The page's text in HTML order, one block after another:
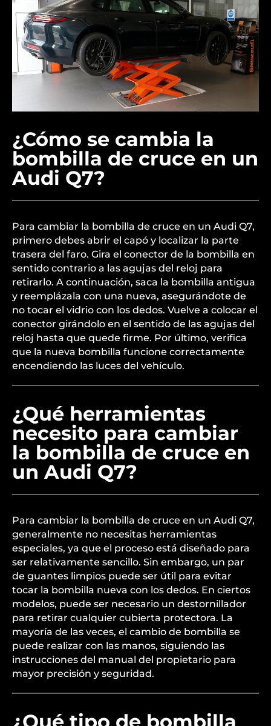
¿Cómo se cambia la
bombilla de cruce en un
Audi Q7?
Para cambiar la bombilla de cruce en un Audi Q7,
primero debes abrir el capó y localizar la parte
trasera del faro. Gira el conector de la bombilla en
sentido contrario a las agujas del reloj para
retirarlo. A continuación, saca la bombilla antigua
y reemplázala con una nueva, asegurándote de
no tocar el vidrio con los dedos. Vuelve a colocar el
conector girándolo en el sentido de las agujas del
reloj hasta que quede firme. Por último, verifica
que la nueva bombilla funcione correctamente
encendiendo las luces del vehículo.
¿Qué herramientas
necesito para cambiar
la bombilla de cruce en
un Audi Q7?
Para cambiar la bombilla de cruce en un Audi Q7,
generalmente no necesitas herramientas
especiales, ya que el proceso está diseñado para
ser relativamente sencillo. Sin embargo, un par
de guantes limpios puede ser útil para evitar
tocar la bombilla nueva con los dedos. En ciertos
modelos, puede ser necesario un destornillador
para retirar cualquier cubierta protectora. La
mayoría de las veces, el cambio de bombilla se
puede realizar con las manos, siguiendo las
instrucciones del manual del propietario para
mayor precisión y seguridad.